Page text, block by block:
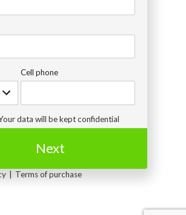
Cell phone
data will be kept confidential
Next
Terms of purchase